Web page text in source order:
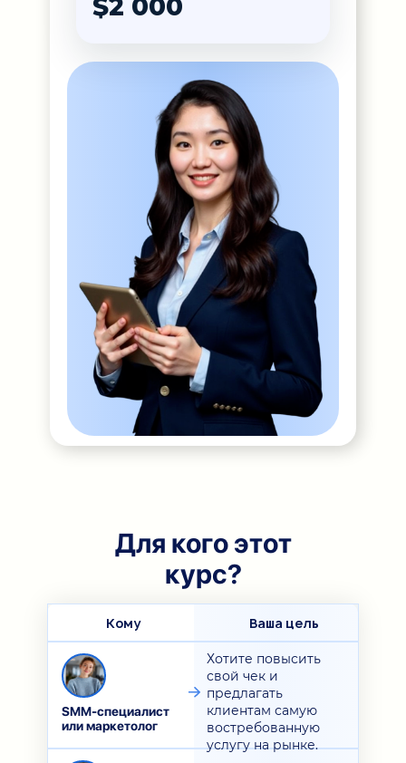
$2 000
Ваша цель
Кому
Для кого этот
курс?
Хотите повысить
свой чек и
предлагать
клиентам самую
востребованную
услугу на рынке.
SMM-специалист
или маркетолог